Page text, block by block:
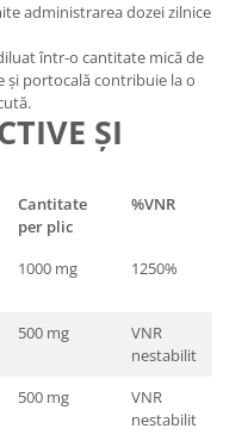
administrarea dozei zilnice
într-o cantitate mică de
și portocală contribuie la o
ȘI
Cantitate
per plic
%VNR
1000 mg 1250%
500 mg
VNR
nestabilit
500 mg
VNR
nestabilit